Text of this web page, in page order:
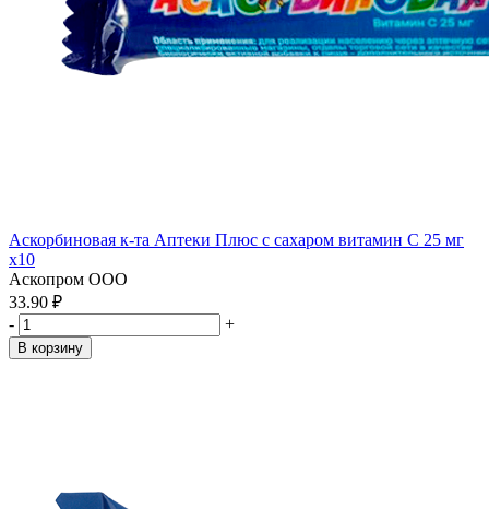
Аскорбиновая к-та Аптеки Плюс с сахаром витамин С 25 мг
x10
Аскопром ООО
33.90 ₽
-
+
В корзину